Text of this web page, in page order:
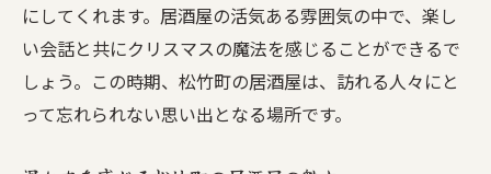
にしてくれます。居酒屋の活気ある雰囲気の中で、楽し
い会話と共にクリスマスの魔法を感じることができるで
しょう。この時期、松竹町の居酒屋は、訪れる人々にと
って忘れられない思い出となる場所です。